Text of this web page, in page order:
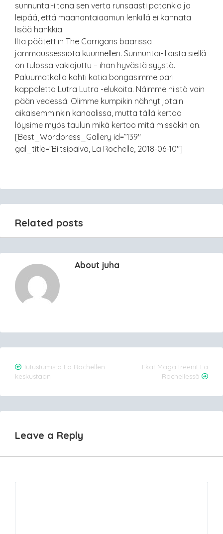
sunnuntai-iltana sen verta runsaasti patonkia ja
leipää, että maanantaiaamun lenkillä ei kannata
lisää hankkia.
Ilta päätettiin The Corrigans baarissa
jammaussessiota kuunnellen. Sunnuntai-illoista siellä
on tulossa vakiojuttu – ihan hyvästä syystä.
Paluumatkalla kohti kotia bongasimme pari
kappaletta Lutra Lutra -elukoita. Näimme niistä vain
pään vedessä. Olimme kumpikin nähnyt jotain
aikaisemminkin kanaalissa, mutta tällä kertaa
löysime myös taulun mikä kertoo mitä missäkin on.
[Best_Wordpress_Gallery id=”139″
gal_title=”Biitsipäivä, La Rochelle, 2018-06-10″]
Related posts
About juha
Post
navigation
Tutustumista La Rochellen
keskustaan
Ekat Maga treenit La
Rochellessä
Leave a Reply